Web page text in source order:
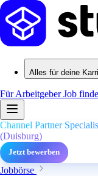
Alles für deine
Für ArbeitgeberJob
Channel Partner
(Duisburg)
Jetzt bewerben
Jobbörse